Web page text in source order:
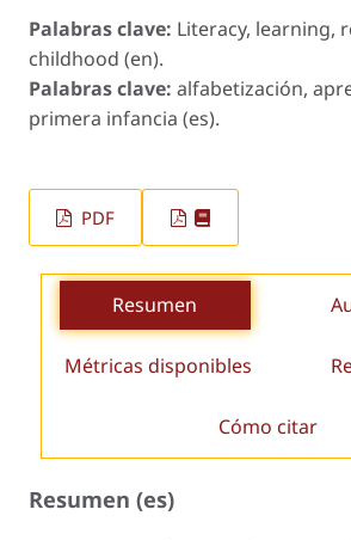
Palabras clave: Literacy, learning,
childhood (en).
Palabras clave: alfabetización,
primera infancia (es).
PDF
Resumen
Métricas disponibles
Cómo citar
Resumen (es)